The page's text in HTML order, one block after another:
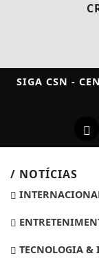
SIGA CSN -
/ NOTÍCIAS
TECNOLOGIA &